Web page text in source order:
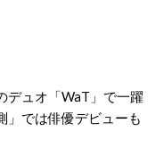
デュオ「WaT」で一躍
」では俳優デビューも